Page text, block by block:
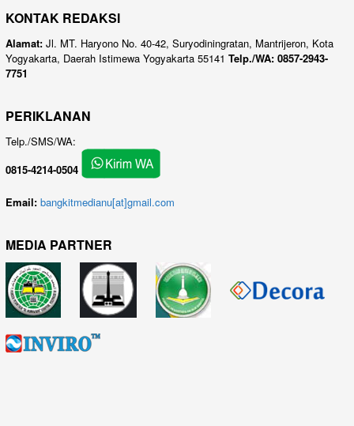
KONTAK REDAKSI
Alamat: Jl. MT. Haryono No. 40-42, Suryodiningratan, Mantrijeron, Kota
Yogyakarta, Daerah Istimewa Yogyakarta 55141 Telp./WA: 0857-2943-
7751
PERIKLANAN
Telp./SMS/WA:
0815-4214-0504
Email: bangkitmedianu[at]gmail.com
MEDIA PARTNER